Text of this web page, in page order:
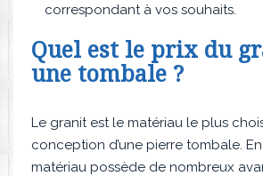
correspondant à vos souhaits.
Quel est le prix du
une tombale ?
Le granit est le matériau le plus
conception d’une pierre tombale.
matériau possède de nombreux